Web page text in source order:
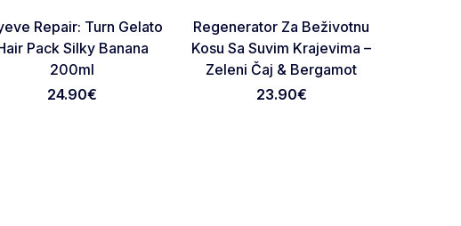
Favorite
Repair: Turn Gelato
Pack Silky Banana
200ml
24.90€
Favorite
Regenerator Za Beživotnu
Kosu Sa Suvim Krajevima –
Zeleni Čaj & Bergamot
23.90€